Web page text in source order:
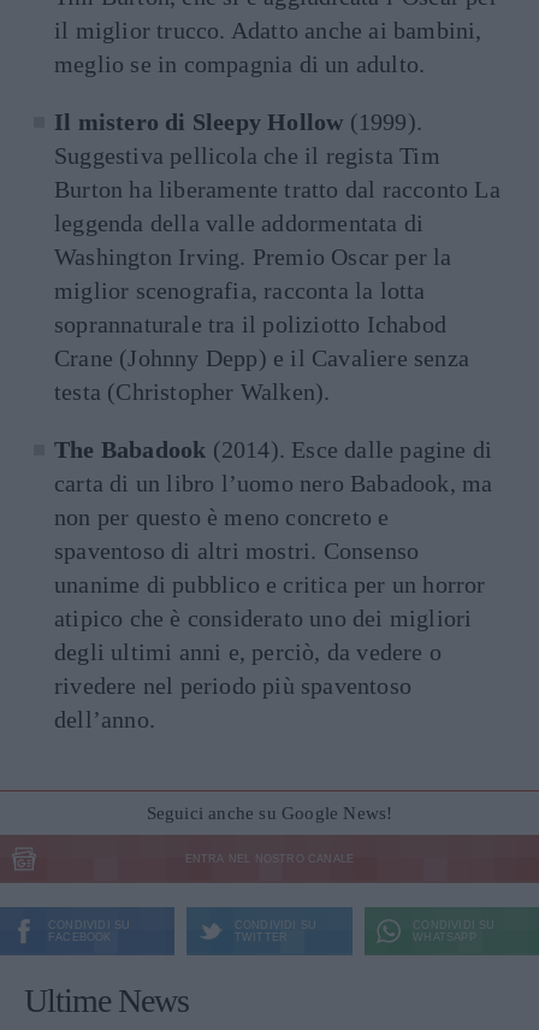
il miglior trucco. Adatto anche ai bambini,
meglio se in compagnia di un adulto.
Il mistero di Sleepy Hollow (1999).
Suggestiva pellicola che il regista Tim
Burton ha liberamente tratto dal racconto La
leggenda della valle addormentata di
Washington Irving. Premio Oscar per la
miglior scenografia, racconta la lotta
soprannaturale tra il poliziotto Ichabod
Crane (Johnny Depp) e il Cavaliere senza
testa (Christopher Walken).
The Babadook (2014). Esce dalle pagine di
carta di un libro l’uomo nero Babadook, ma
non per questo è meno concreto e
spaventoso di altri mostri. Consenso
unanime di pubblico e critica per un horror
atipico che è considerato uno dei migliori
degli ultimi anni e, perciò, da vedere o
rivedere nel periodo più spaventoso
dell’anno.
Seguici anche su Google News!
ENTRA NEL NOSTRO CANALE
CONDIVIDI SU
FACEBOOK
CONDIVIDI SU
TWITTER
CONDIVIDI SU
WHATSAPP
Ultime News